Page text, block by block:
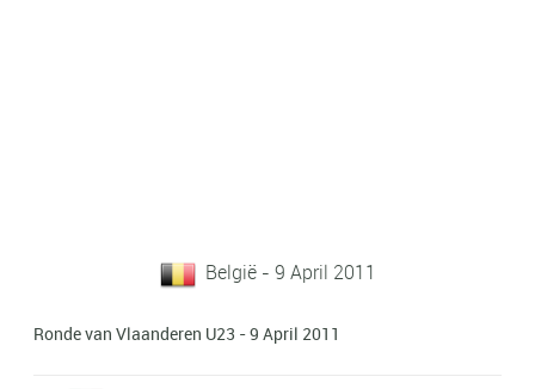
België - 9 April 2011
Ronde van Vlaanderen U23 - 9 April 2011